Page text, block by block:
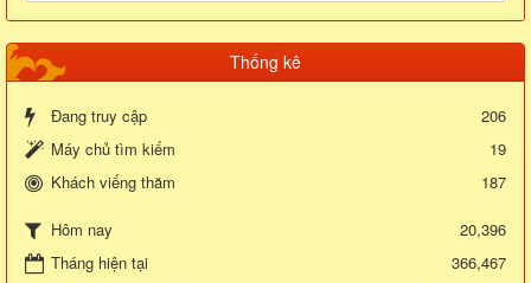
Thống kê
Đang truy cập
206
Máy chủ tìm kiếm
19
Khách viếng thăm
187
Hôm nay
20,396
Tháng hiện tại
366,467